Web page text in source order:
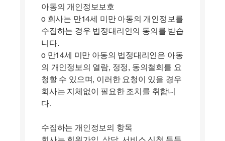
아동의 개인정보보호
ο 회사는 만14세 미만 아동의 개인정보를
수집하는 경우 법정대리인의 동의를 받습
니다.
ο 만14세 미만 아동의 법정대리인은 아동
의 개인정보의 열람, 정정, 동의철회를 요
청할 수 있으며, 이러한 요청이 있을 경우
회사는 지체없이 필요한 조치를 취합니
다.
수집하는 개인정보의 항목